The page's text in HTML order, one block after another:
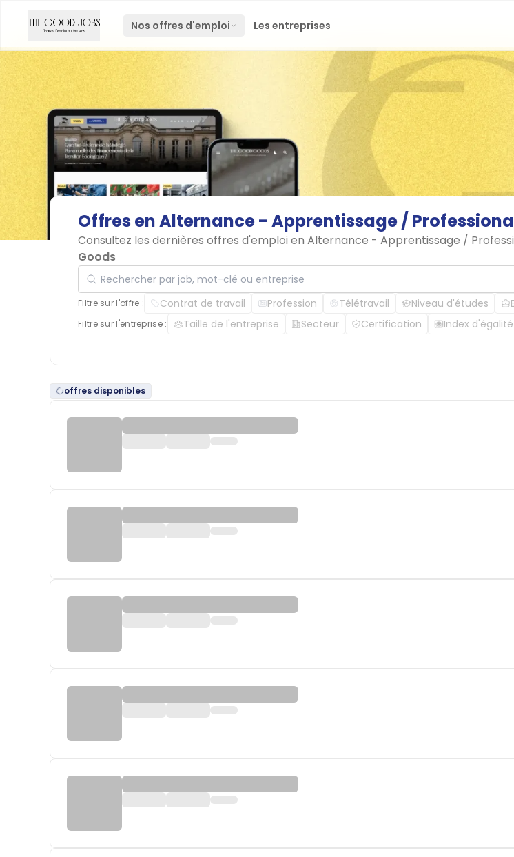
Nos offres d'emploi Les entreprises
Offres enAlternance- Apprentissage/
Consultez les dernières offres d'emploi en Alternance - Apprentissage /
Goods
Rechercher par job, mot-clé ou entreprise
Filtre sur l'offre : Contrat de travail Profession Télétravail Niveau d'études
Filtre sur l'entreprise : Taille de l'entreprise Secteur Certification Index
offres disponibles